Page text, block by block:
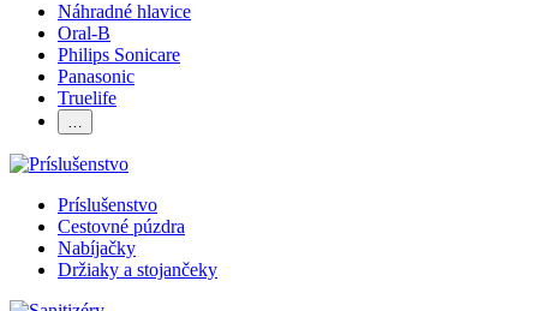
Náhradné hlavice
Oral-B
Philips Sonicare
Panasonic
Truelife
…
Príslušenstvo
Cestovné púzdra
Nabíjačky
Držiaky a stojančeky